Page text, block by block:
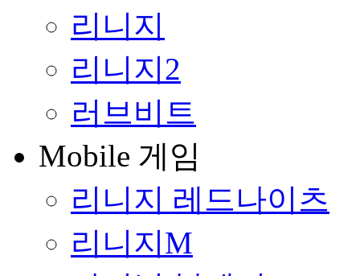
리니지
리니지2
러브비트
Mobile 게임
리니지 레드나이츠
리니지M